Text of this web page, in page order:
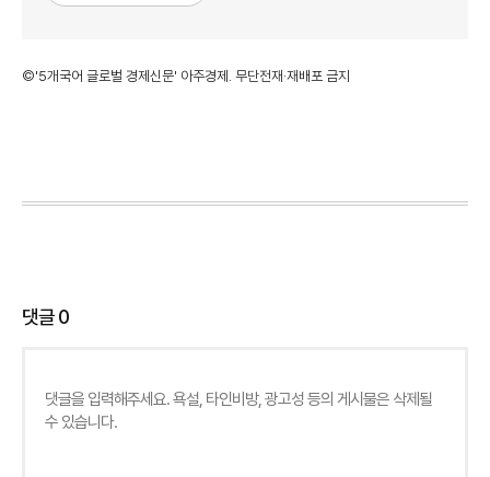
©'5개국어 글로벌 경제신문' 아주경제. 무단전재·재배포 금지
댓글0